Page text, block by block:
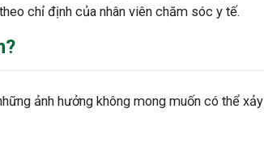
chỉ định của nhân viên chăm sóc y tế.
ảnh hưởng không mong muốn có thể xảy